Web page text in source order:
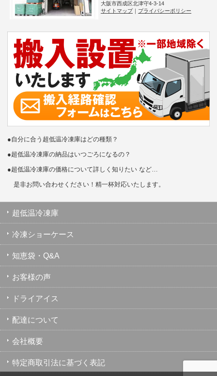
大阪市西成区北津守4-3-14
サイトマップ
プライバシーポリシー
●自分に合う超低温冷凍庫はどの種類？
●超低温冷凍庫の納品はいつごろになるの？
●超低温冷凍庫の価格について詳しく知りたい など…
是非お問い合わせください！精一杯対応いたします。
超低温冷凍庫
冷凍ショーケース
知恵袋・Q&A
お客様の声
ドライアイス
配達について
会社概要
特定商取引法に基づく表記